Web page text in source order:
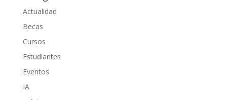
Actualidad
Becas
Cursos
Estudiantes
Eventos
IA